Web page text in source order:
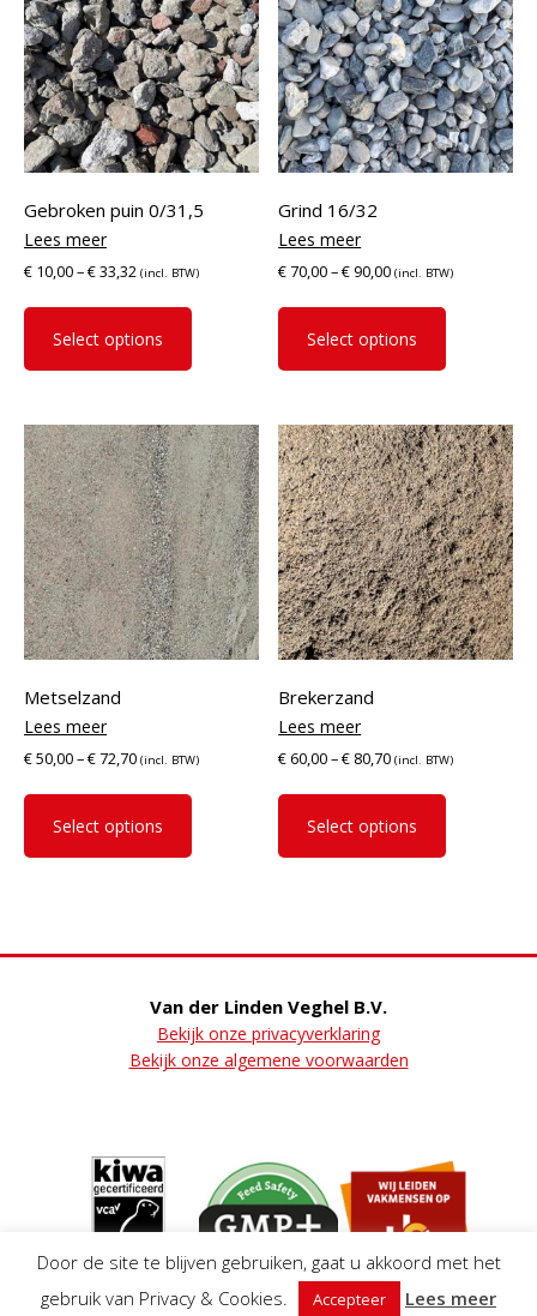
Gebroken puin 0/31,5
€ 10,00–€33,32 (incl. BTW)
Select options
The
options
may
be
chosen
on
the
product
page
Grind 16/32
€70,00–€ 90,00 (incl. BTW)
Select options
The
options
may
be
chosen
on
the
product
page
Metselzand
€50,00–€72,70 (incl. BTW)
Select options
options
be
chosen
on
Brekerzand
€ 60,00–€ 80,70 (incl. BTW)
Select options
options
Van der Linden Veghel B.V.
Bekijk onze privacyverklaring
Bekijk onze algemene voorwaarden
Door de site te blijven gebruiken, gaat u akkoord met het
gebruik van Privacy & Cookies.
Accepteer Lees meer